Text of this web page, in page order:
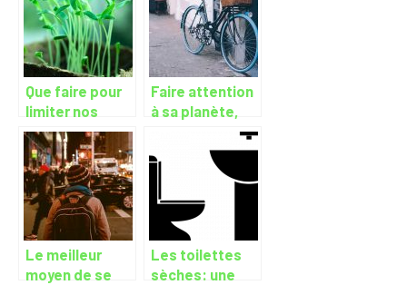
Que faire pour
limiter nos
déchets ?
Faire attention
à sa planète,
passe aussi par
les
déplacement
Le meilleur
moyen de se
Les toilettes
sèches: une